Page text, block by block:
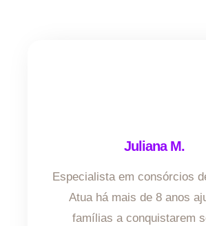
Juliana M.
Especialista em consórcios
Atua há mais de 8 anos
famílias a conquistarem